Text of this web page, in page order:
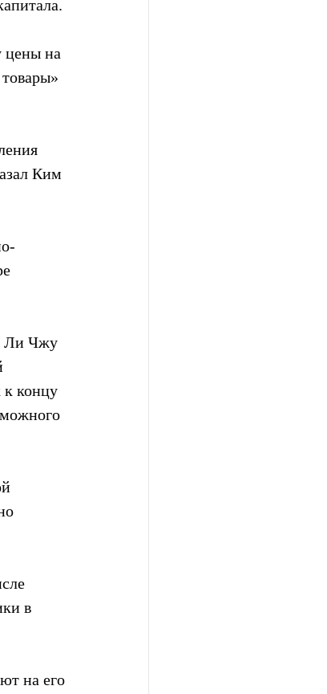
цены на
Ким
Ли Чжу
к концу
в
на его